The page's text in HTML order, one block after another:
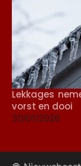
Lekkages
vorst en dooi
30/01/2026